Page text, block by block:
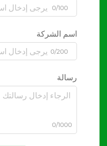
0/100
اسم الشركة
0/200
رسالة
0/1000